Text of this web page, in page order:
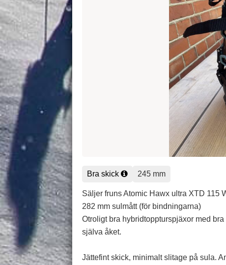
Bra skick 245 mm
Säljer fruns Atomic Hawx ultra XTD 115
282 mm sulmått (för bindningarna)
Otroligt bra hybridtoppturspjäxor med
själva åket.
Jättefint skick, minimalt slitage på sula.